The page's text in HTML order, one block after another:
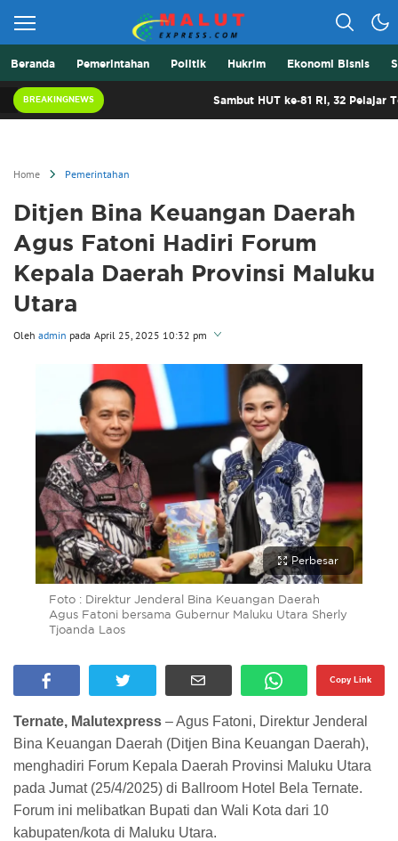
Malut Express
Beranda Pemerintahan Politik Hukrim Ekonomi Bisnis
BREAKINGNEWS Sambut HUT ke-81 RI, 32 Pelajar
Home Pemerintahan
Ditjen Bina Keuangan Daerah
Agus Fatoni Hadiri Forum
Kepala Daerah Provinsi Maluku
Utara
Oleh admin pada April 25, 2025 10:32 pm
Perbesar
Foto : Direktur Jenderal Bina Keuangan Daerah
Agus Fatoni bersama Gubernur Maluku Utara Sherly
Tjoanda Laos
Copy Link
Ternate, Malutexpress – Agus Fatoni, Direktur Jenderal
Bina Keuangan Daerah (Ditjen Bina Keuangan Daerah),
menghadiri Forum Kepala Daerah Provinsi Maluku Utara
pada Jumat (25/4/2025) di Ballroom Hotel Bela Ternate.
Forum ini melibatkan Bupati dan Wali Kota dari 10
kabupaten/kota di Maluku Utara.